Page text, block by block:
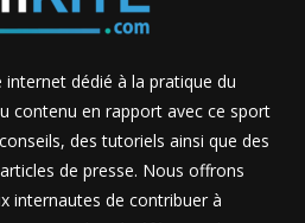
dédié à la pratique du
contenu en rapport avec ce sport
des tutoriels ainsi que des
de presse. Nous offrons
internautes de contribuer à